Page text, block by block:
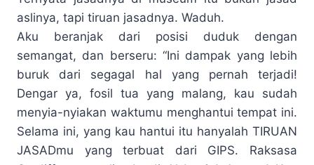
aslinya, tapi tiruan jasadnya. Waduh.
Aku beranjak dari posisi duduk dengan
semangat, dan berseru: “Ini dampak yang lebih
buruk dari segagal hal yang pernah terjadi!
Dengar ya, fosil tua yang malang, kau sudah
menyia-nyiakan waktumu menghantui tempat ini.
Selama ini, yang kau hantui itu hanyalah TIRUAN
JASADmu yang terbuat dari GIPS. Raksasa